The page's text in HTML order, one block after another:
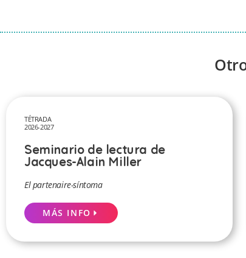
TÉTRADA
2026-2027
Seminario de lectura de
Jacques-Alain Miller
El partenaire-síntoma
MÁS INFO